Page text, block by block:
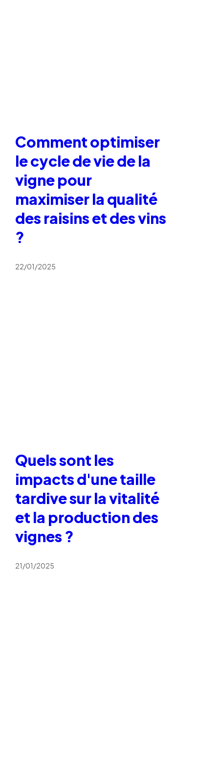
Comment optimiser
le cycle de vie de la
vigne pour
maximiser la qualité
des raisins et des vins
?
22/01/2025
Quels sont les
impacts d'une taille
tardive sur la vitalité
et la production des
vignes ?
21/01/2025